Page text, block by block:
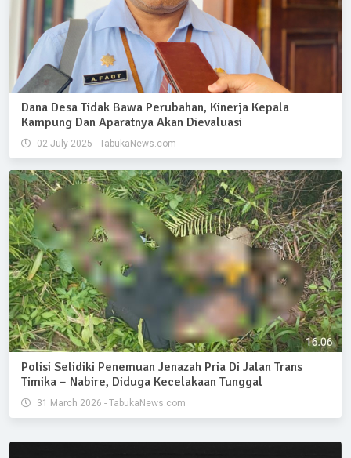
Dana Desa Tidak Bawa Perubahan, Kinerja Kepala
Kampung Dan Aparatnya Akan Dievaluasi
02 July 2025 - TabukaNews.com
Polisi Selidiki Penemuan Jenazah Pria Di Jalan Trans
Timika – Nabire, Diduga Kecelakaan Tunggal
31 March 2026 - TabukaNews.com